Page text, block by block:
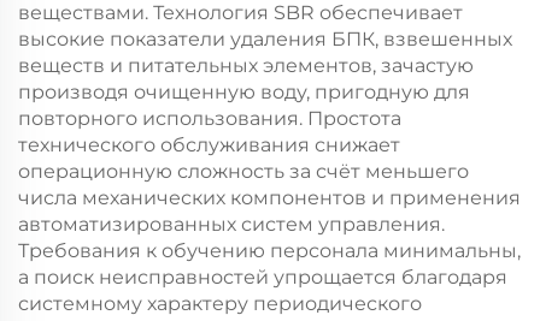
веществами. Технология SBR обеспечивает
высокие показатели удаления БПК, взвешенных
веществ и питательных элементов, зачастую
производя очищенную воду, пригодную для
повторного использования. Простота
технического обслуживания снижает
операционную сложность за счёт меньшего
числа механических компонентов и применения
автоматизированных систем управления.
Требования к обучению персонала минимальны,
а поиск неисправностей упрощается благодаря
системному характеру периодического